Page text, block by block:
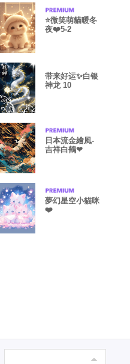
⭐️微笑萌貓暖冬
夜❤️5-2
带来好运✨白银
神龙 10
日本流金繪風-
吉祥白鶴❤
夢幻星空小貓咪
❤️